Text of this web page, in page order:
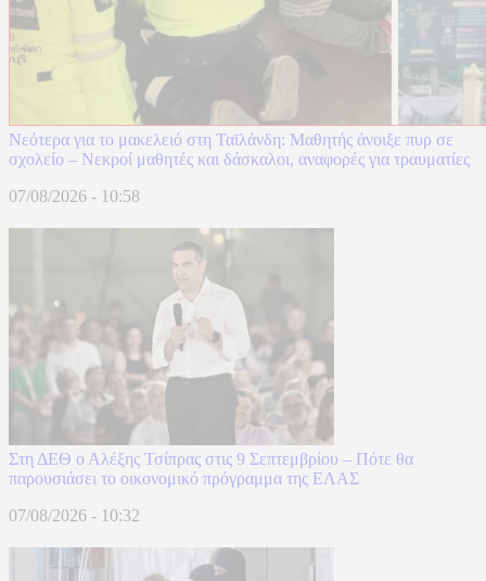
Νεότερα για το μακελειό στη Ταϊλάνδη: Μαθητής άνοιξε πυρ σε
σχολείο – Νεκροί μαθητές και δάσκαλοι, αναφορές για τραυματίες
07/08/2026 - 10:58
Στη ΔΕΘ ο Αλέξης Τσίπρας στις 9 Σεπτεμβρίου – Πότε θα
παρουσιάσει το οικονομικό πρόγραμμα της ΕΛΑΣ
07/08/2026 - 10:32